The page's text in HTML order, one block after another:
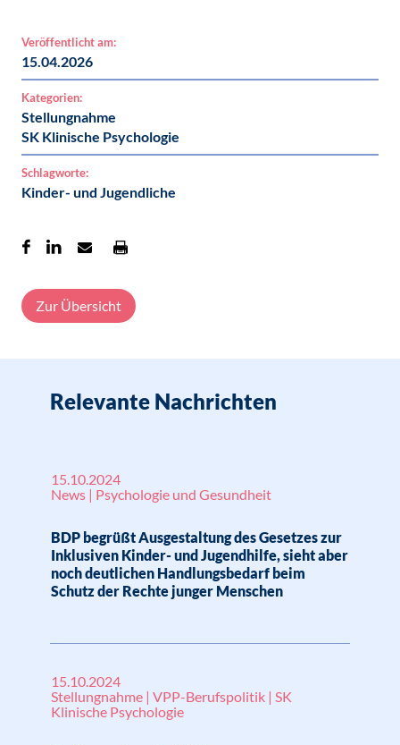
Veröffentlicht am:
15.04.2026
Kategorien:
Stellungnahme
SK Klinische Psychologie
Schlagworte:
Kinder- und Jugendliche
Zur Übersicht
Relevante Nachrichten
15.10.2024
News | Psychologie und Gesundheit
BDP begrüßt Ausgestaltung des Gesetzes zur
Inklusiven Kinder- und Jugendhilfe, sieht aber
noch deutlichen Handlungsbedarf beim
Schutz der Rechte junger Menschen
15.10.2024
Stellungnahme | VPP-Berufspolitik | SK
Klinische Psychologie